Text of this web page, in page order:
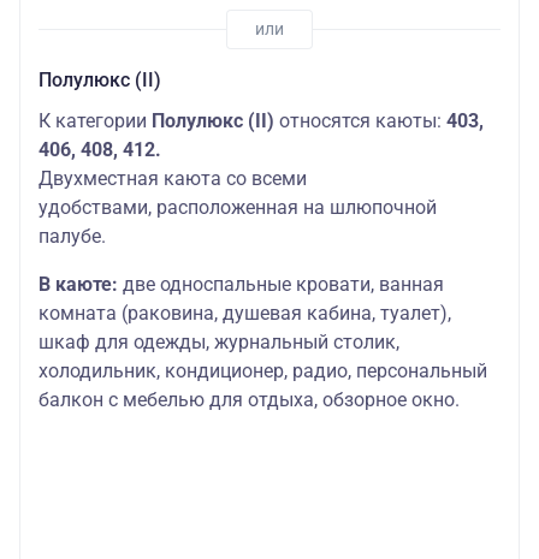
Полулюкс (II)
К категории Полулюкс (II) относятся каюты: 403,
406, 408, 412.
Двухместная каюта со всеми
удобствами, расположенная на шлюпочной
палубе.
В каюте: две односпальные кровати, ванная
комната (раковина, душевая кабина, туалет),
шкаф для одежды, журнальный столик,
холодильник, кондиционер, радио, персональный
балкон с мебелью для отдыха, обзорное окно.